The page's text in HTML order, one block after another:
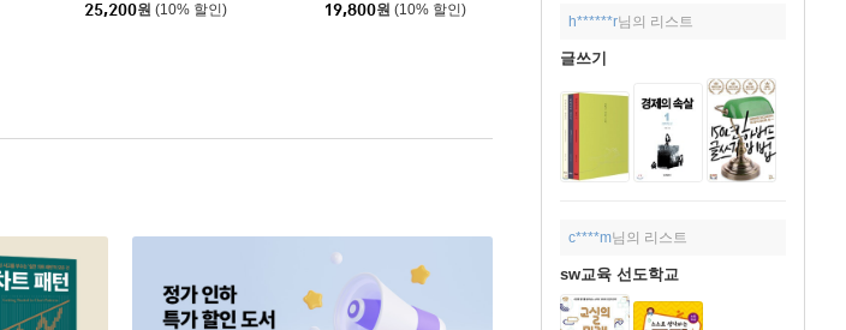
h******r님의 리스트
글쓰기
c****m님의 리스트
sw교육 선도학교
25,200원 (10% 할인)
19,800원 (10% 할인)